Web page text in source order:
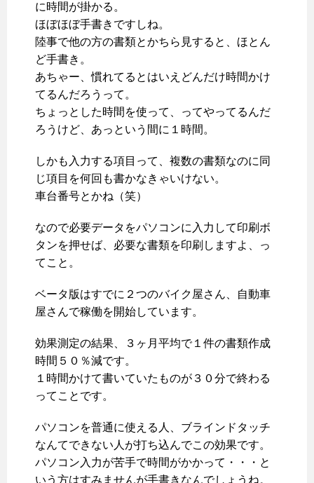
に時間が掛かる。
ほぼほぼ手書きですしね。
陸事で他の方の書類とかちら見すると、ほとん
ど手書き。
あちゃー、慣れてるとはいえどんだけ時間かけ
てるんだろうって。
ちょっとした時間を使って、ってやってるんだ
ろうけど、あっという間に１時間。
しかも入力する項目って、複数の書類なのに同
じ項目を何回も書かなきゃいけない。
車台番号とかね（笑）
なので必要データをパソコンに入力して印刷ボ
タンを押せば、必要な書類を印刷しますよ、っ
てこと。
ベータ版はすでに２つのバイク屋さん、自動車
屋さんで稼働を開始しています。
効果測定の結果、３ヶ月平均で１件の書類作成
時間５０％減です。
１時間かけて書いていたものが３０分で終わる
ってことです。
パソコンを普通に使える人、ブラインドタッチ
なんてできない人が打ち込んでこの効果です。
パソコン入力が苦手で時間がかかって・・・と
いう方はすみませんが手書きなんでしょうね。